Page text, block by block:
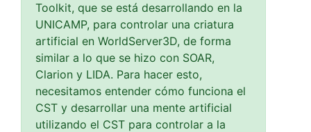
Toolkit, que se está desarrollando en la
UNICAMP, para controlar una criatura
artificial en WorldServer3D, de forma
similar a lo que se hizo con SOAR,
Clarion y LIDA. Para hacer esto,
necesitamos entender cómo funciona el
CST y desarrollar una mente artificial
utilizando el CST para controlar a la